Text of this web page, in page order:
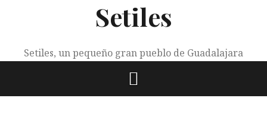
Setiles
Setiles, un pequeño gran pueblo de Guadalajara